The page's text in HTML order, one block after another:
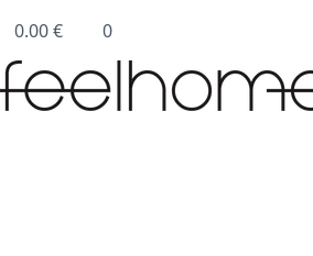
0.00€ 0